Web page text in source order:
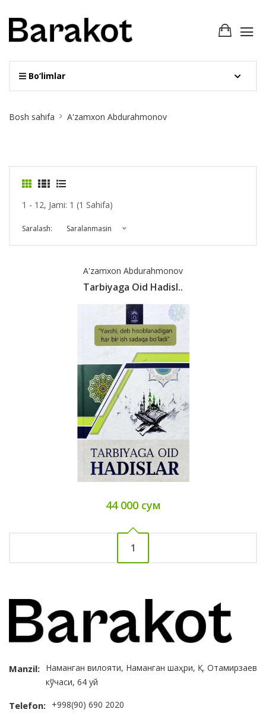
Bo‘limlar
Breadcrumb
Bosh sahifa A'zamxon Abdurahmonov
1 - 12, Jami: 1 (1 Sahifa)
Saralash: Saralanmasin
A'zamxon Abdurahmonov
Tarbiyaga Oid Hadisl..
44 000 сум
1
Manzil: Наманган вилояти, Наманган шаҳри, Қ. Отамирзаев
кўчаси, 64 уй
Telefon: +998(90) 690 2020